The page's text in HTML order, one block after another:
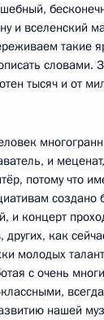
и вселенский
такие
словами.
тысяч и от
и
потому что
создано
и концерт
как
молодых
с очень
нашей